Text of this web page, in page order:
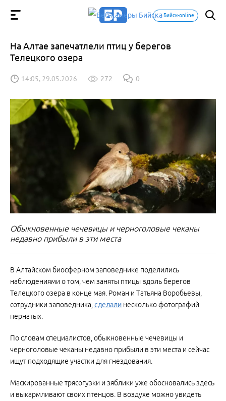
Бийск-online
На Алтае запечатлели птиц у берегов
Телецкого озера
14:05, 29.05.2026 272 0
Обыкновенные чечевицы и черноголовые чеканы
недавно прибыли в эти места
В Алтайском биосферном заповеднике поделились
наблюдениями о том, чем заняты птицы вдоль берегов
Телецкого озера в конце мая. Роман и Татьяна Воробьевы,
сотрудники заповедника,сделали несколько фотографий
пернатых.
По словам специалистов, обыкновенные чечевицы и
черноголовые чеканы недавно прибыли в эти места и сейчас
ищут подходящие участки для гнездования.
Маскированные трясогузки и зяблики уже обосновались здесь
и выкармливают своих птенцов. В воздухе можно увидеть